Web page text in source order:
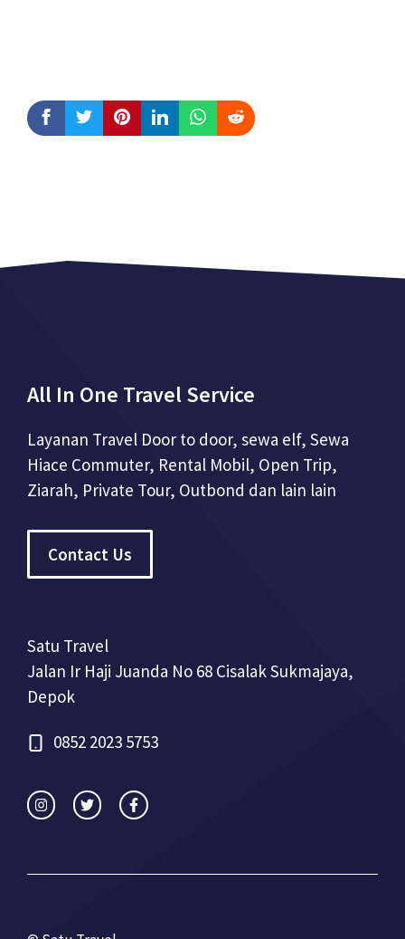
All In One Travel Service
Layanan Travel Door to door, sewa elf, Sewa
Hiace Commuter, Rental Mobil, Open Trip,
Ziarah, Private Tour, Outbond dan lain lain
Contact Us
Satu Travel
Jalan Ir Haji Juanda No 68 Cisalak Sukmajaya,
Depok
0852 2023 5753